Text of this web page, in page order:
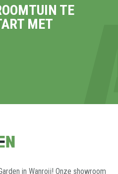
TE
MET
in Wanroij! Onze showroom